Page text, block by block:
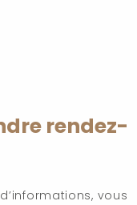
rendez-
vous